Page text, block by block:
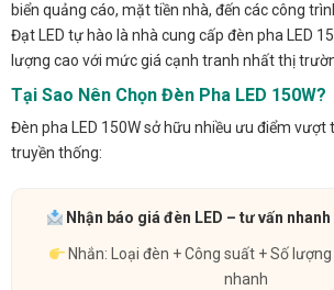
biển quảng cáo, mặt tiền nhà, đến các công
Đạt LED tự hào là nhà cung cấp đèn pha LED
lượng cao với mức giá cạnh tranh nhất thị
Tại Sao Nên Chọn Đèn Pha LED 150W?
Đèn pha LED 150W sở hữu nhiều ưu điểm vượt
truyền thống:
Nhận báo giá đèn LED – tư vấn
Nhắn: Loại đèn + Công suất + Số
nhanh